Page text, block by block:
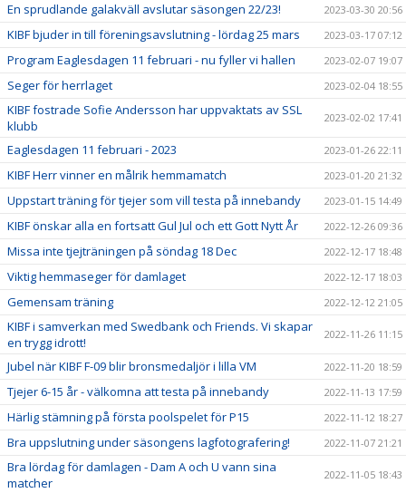
En sprudlande galakväll avslutar säsongen 22/23! 2023-03-30 20:56
KIBF bjuder in till föreningsavslutning - lördag 25 mars 2023-03-17 07:12
Program Eaglesdagen 11 februari - nu fyller vi hallen 2023-02-07 19:07
Seger för herrlaget 2023-02-04 18:55
KIBF fostrade Sofie Andersson har uppvaktats av SSL
klubb
2023-02-02 17:41
Eaglesdagen 11 februari - 2023 2023-01-26 22:11
KIBF Herr vinner en målrik hemmamatch 2023-01-20 21:32
Uppstart träning för tjejer som vill testa på innebandy 2023-01-15 14:49
KIBF önskar alla en fortsatt Gul Jul och ett Gott Nytt År 2022-12-26 09:36
Missa inte tjejträningen på söndag 18 Dec 2022-12-17 18:48
Viktig hemmaseger för damlaget 2022-12-17 18:03
Gemensam träning 2022-12-12 21:05
KIBF i samverkan med Swedbank och Friends. Vi skapar
en trygg idrott!
2022-11-26 11:15
Jubel när KIBF F-09 blir bronsmedaljör i lilla VM 2022-11-20 18:59
Tjejer 6-15 år - välkomna att testa på innebandy 2022-11-13 17:59
Härlig stämning på första poolspelet för P15 2022-11-12 18:27
Bra uppslutning under säsongens lagfotografering! 2022-11-07 21:21
Bra lördag för damlagen - Dam A och U vann sina
matcher
2022-11-05 18:43